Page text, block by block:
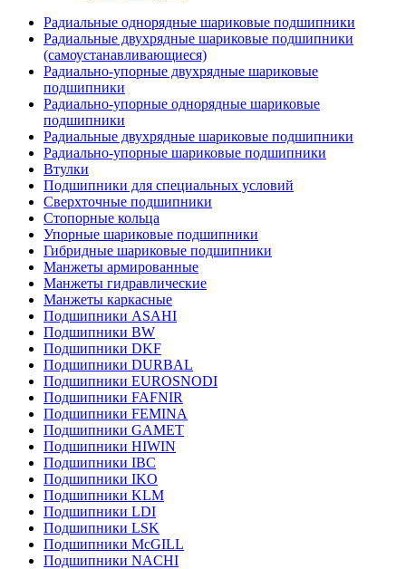
Радиальные однорядные шариковые подшипники
Радиальные двухрядные шариковые подшипники
(самоустанавливающиеся)
Радиально-упорные двухрядные шариковые
подшипники
Радиально-упорные однорядные шариковые
подшипники
Радиальные двухрядные шариковые подшипники
Радиально-упорные шариковые подшипники
Втулки
Подшипники для специальных условий
Сверхточные подшипники
Стопорные кольца
Упорные шариковые подшипники
Гибридные шариковые подшипники
Манжеты армированные
Манжеты гидравлические
Манжеты каркасные
Подшипники ASAHI
Подшипники BW
Подшипники DKF
Подшипники DURBAL
Подшипники EUROSNODI
Подшипники FAFNIR
Подшипники FEMINA
Подшипники GAMET
Подшипники HIWIN
Подшипники IBC
Подшипники IKO
Подшипники KLM
Подшипники LDI
Подшипники LSK
Подшипники McGILL
Подшипники NACHI